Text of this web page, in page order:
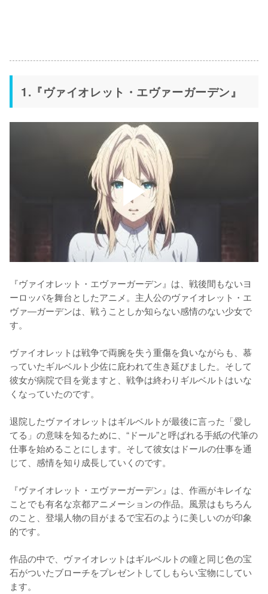
1.『ヴァイオレット・エヴァーガーデン』
『ヴァイオレット・エヴァーガーデン』は、戦後間もないヨ
ーロッパを舞台としたアニメ。主人公のヴァイオレット・エ
ヴァ―ガーデンは、戦うことしか知らない感情のない少女で
す。
ヴァイオレットは戦争で両腕を失う重傷を負いながらも、慕
っていたギルベルト少佐に庇われて生き延びました。そして
彼女が病院で目を覚ますと、戦争は終わりギルベルトはいな
くなっていたのです。
退院したヴァイオレットはギルベルトが最後に言った「愛し
てる」の意味を知るために、“ドール”と呼ばれる手紙の代筆の
仕事を始めることにします。そして彼女はドールの仕事を通
じて、感情を知り成長していくのです。
『ヴァイオレット・エヴァーガーデン』は、作画がキレイな
ことでも有名な京都アニメーションの作品。風景はもちろん
のこと、登場人物の目がまるで宝石のように美しいのが印象
的です。
作品の中で、ヴァイオレットはギルベルトの瞳と同じ色の宝
石がついたブローチをプレゼントしてしもらい宝物にしてい
ます。